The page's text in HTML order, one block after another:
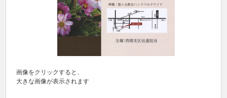
画像をクリックすると、
大きな画像が表示されます